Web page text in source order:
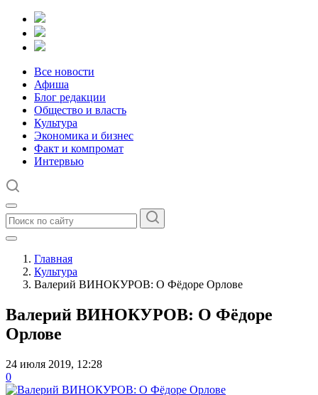
Все новости
Афиша
Блог редакции
Общество и власть
Культура
Экономика и бизнес
Факт и компромат
Интервью
Главная
Культура
Валерий ВИНОКУРОВ: О Фёдоре Орлове
Валерий ВИНОКУРОВ: О Фёдоре
Орлове
24 июля 2019, 12:28
0